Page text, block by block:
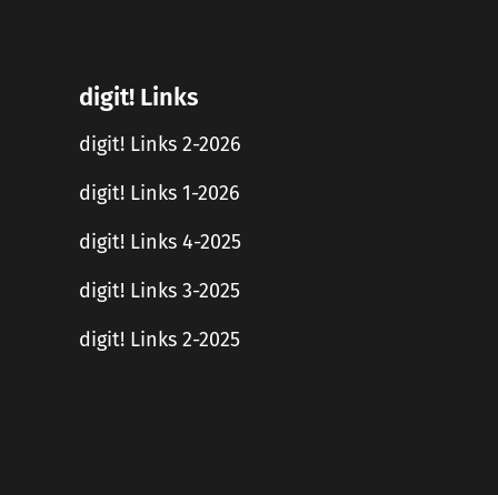
digit! Links
digit! Links 2-2026
digit! Links 1-2026
digit! Links 4-2025
digit! Links 3-2025
digit! Links 2-2025